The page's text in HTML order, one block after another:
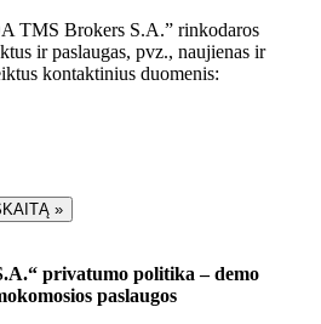
TMS Brokers S.A.” rinkodaros
ir paslaugas, pvz., naujienas ir
kontaktinius duomenis:
»
privatumo politika – demo
paslaugos